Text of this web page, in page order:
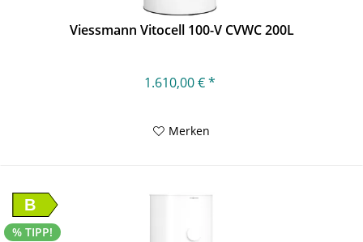
Viessmann Vitocell 100-V CVWC 200L
1.610,00 € *
Merken
B
% TIPP!